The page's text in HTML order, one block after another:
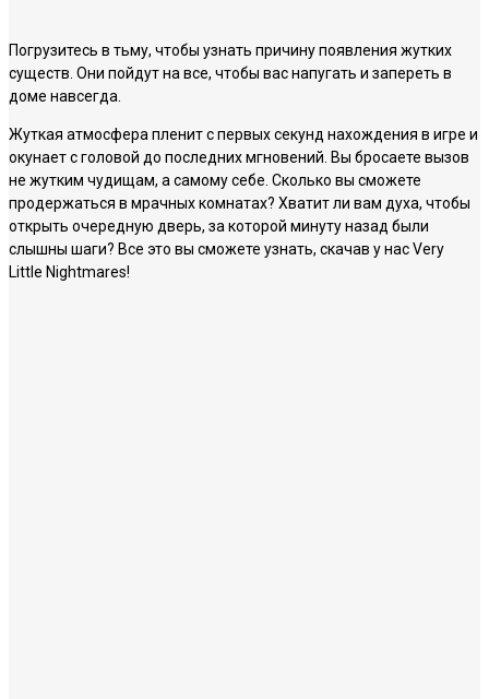
Погрузитесь в тьму, чтобы узнать причину появления жутких
существ. Они пойдут на все, чтобы вас напугать и запереть в
доме навсегда.
Жуткая атмосфера пленит с первых секунд нахождения в игре и
окунает с головой до последних мгновений. Вы бросаете вызов
не жутким чудищам, а самому себе. Сколько вы сможете
продержаться в мрачных комнатах? Хватит ли вам духа, чтобы
открыть очередную дверь, за которой минуту назад были
слышны шаги? Все это вы сможете узнать, скачав у нас Very
Little Nightmares!